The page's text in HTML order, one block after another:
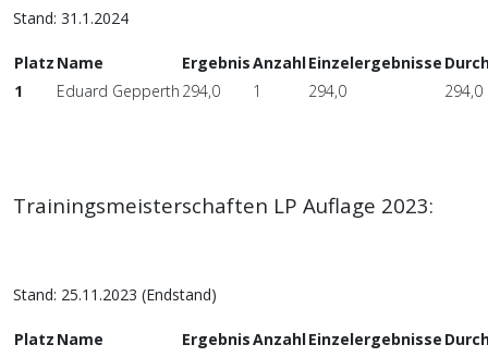
Stand: 31.1.2024
Platz Name ErgebnisAnzahlEinzelergebnisse
1
Eduard Gepperth 294,0 1 294,0 294,0
Trainingsmeisterschaften LP Auflage 2023:
Stand: 25.11.2023 (Endstand)
Platz Name ErgebnisAnzahlEinzelergebnisse